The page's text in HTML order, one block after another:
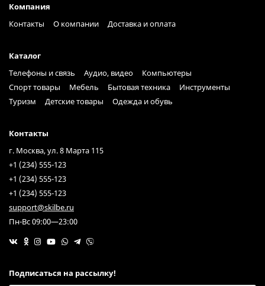
Компания
Контакты
О компании Доставка и оплата
Каталог
Телефоны и связь
Аудио, видео
Компьютеры
Спорт товары
Мебель Бытовая техника
Инструменты
Туризм
Детские товары Одежда и обувь
Контакты
г. Москва, ул. 8 Марта 115
+1 (234) 555-123
+1 (234) 555-123
+1 (234) 555-123
support@skilbe.ru
Пн-Вс 09:00—23:00
Подписаться на рассылкy!